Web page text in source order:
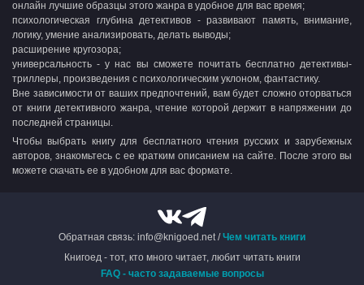
онлайн лучшие образцы этого жанра в удобное для вас время;
психологическая глубина детективов - развивают память, внимание,
логику, умение анализировать, делать выводы;
расширение кругозора;
универсальность - у нас вы сможете почитать бесплатно детективы-
триллеры, произведения с психологическим уклоном, фантастику.
Вне зависимости от ваших предпочтений, вам будет сложно оторваться
от книги детективного жанра, чтение которой держит в напряжении до
последней страницы.
Чтобы выбрать книгу для бесплатного чтения русских и зарубежных
авторов, знакомьтесь с ее кратким описанием на сайте. После этого вы
можете скачать ее в удобном для вас формате.
Обратная связь: info@knigoed.net /Чем читать книги
Книгоед - тот, кто много читает, любит читать книги
FAQ - часто задаваемые вопросы